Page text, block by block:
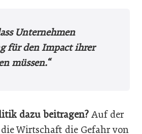
Unternehmen
für den Impact ihrer
müssen.“
dazu beitragen? Auf der
Wirtschaft die Gefahr von